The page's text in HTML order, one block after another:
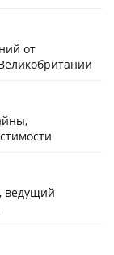
от
ведущий